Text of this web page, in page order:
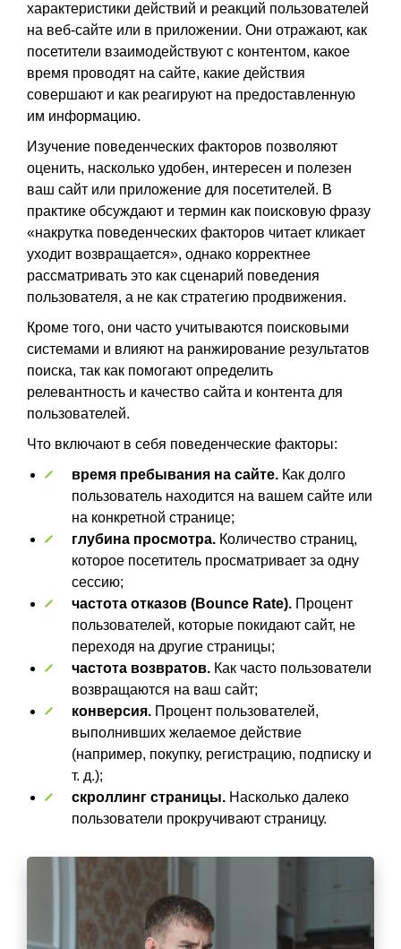
характеристики действий и реакций пользователей
на веб-сайте или в приложении. Они отражают, как
посетители взаимодействуют с контентом, какое
время проводят на сайте, какие действия
совершают и как реагируют на предоставленную
им информацию.
Изучение поведенческих факторов позволяют
оценить, насколько удобен, интересен и полезен
ваш сайт или приложение для посетителей. В
практике обсуждают и термин как поисковую фразу
«накрутка поведенческих факторов читает кликает
уходит возвращается», однако корректнее
рассматривать это как сценарий поведения
пользователя, а не как стратегию продвижения.
Кроме того, они часто учитываются поисковыми
системами и влияют на ранжирование результатов
поиска, так как помогают определить
релевантность и качество сайта и контента для
пользователей.
Что включают в себя поведенческие факторы:
время пребывания на сайте. Как долго
пользователь находится на вашем сайте или
на конкретной странице;
глубина просмотра. Количество страниц,
которое посетитель просматривает за одну
сессию;
частота отказов (Bounce Rate). Процент
пользователей, которые покидают сайт, не
переходя на другие страницы;
частота возвратов. Как часто пользователи
возвращаются на ваш сайт;
конверсия. Процент пользователей,
выполнивших желаемое действие
(например, покупку, регистрацию, подписку и
т. д.);
скроллинг страницы. Насколько далеко
пользователи прокручивают страницу.